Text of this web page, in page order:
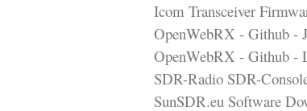
Icom Transceiver
OpenWebRX - Github -
OpenWebRX - Github -
SDR-Radio SDR-
SunSDR.eu Software